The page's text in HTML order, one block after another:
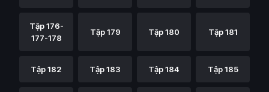
Tập 176-
177-178
Tập 179 Tập 180 Tập 181
Tập 182 Tập 183 Tập 184 Tập 185